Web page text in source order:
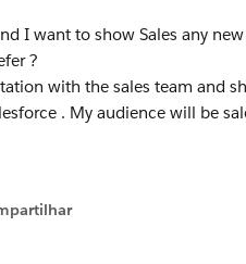
I want to show Sales any
?
with the sales team and
. My audience will be
menu